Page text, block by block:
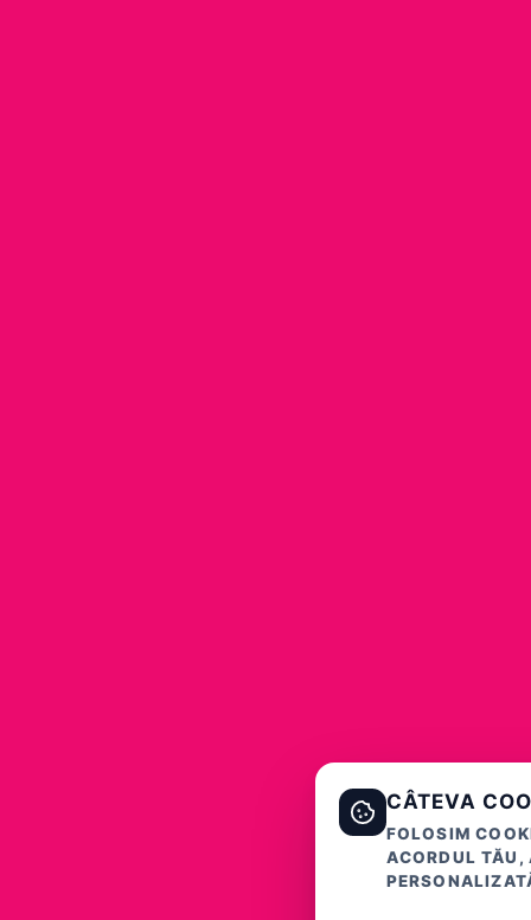
CÂTEVA
FOLOSIM
ACORDUL